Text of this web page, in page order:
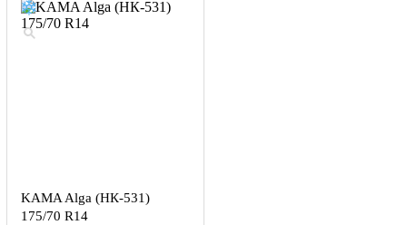
KAMA Alga (НК-531)
175/70 R14